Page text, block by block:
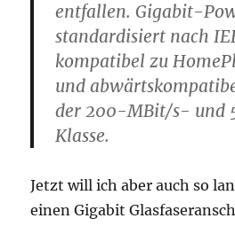
entfallen. Gigabit-
standardisiert nach
kompatibel zu
und
der 200-MBit/s- und
Klasse.
Jetzt will ich aber auch so
einen Gigabit